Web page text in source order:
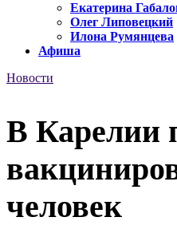
Екатерина
Олег Липовецкий
Илона Румянцева
Афиша
Новости
В Карелии
человек